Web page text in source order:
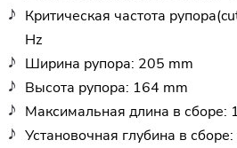
Критическая частота
Hz
Ширина рупора: 205 mm
Высота рупора: 164 mm
Максимальная длина в сборе:
Установочная глубина в